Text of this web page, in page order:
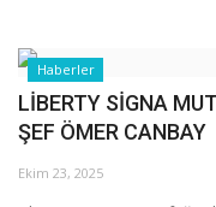
Haberler
LİBERTY SİGNA
ŞEF ÖMER CANBAY
Ekim 23, 2025